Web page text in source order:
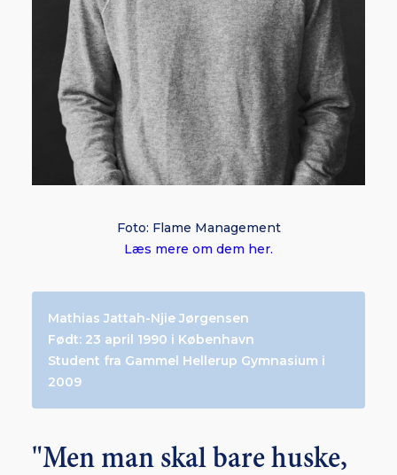
Foto: Flame Management
Læs mere om dem her.
Mathias Jattah-Njie Jørgensen
Født: 23 april 1990 i København
Student fra Gammel Hellerup Gymnasium i
2009
"Men man skal bare huske,